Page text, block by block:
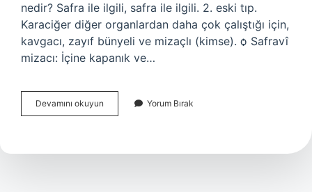
nedir? Safra ile ilgili, safra ile ilgili. 2. eski tıp.
Karaciğer diğer organlardan daha çok çalıştığı için,
kavgacı, zayıf bünyeli ve mizaçlı (kimse). ѻ Safravî
mizacı: İçine kapanık ve…
Devamını okuyun
Gıdalar
Yorum Bırak